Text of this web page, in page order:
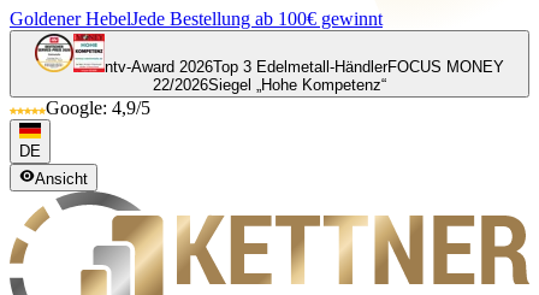
Goldener HebelJede Bestellung ab 100€ gewinnt
ntv-Award 2026Top 3 Edelmetall-HändlerFOCUS MONEY
22/2026Siegel „Hohe Kompetenz“
Google: 4,9/5
DE
Ansicht